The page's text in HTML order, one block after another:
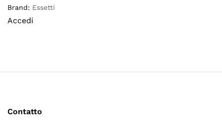
Brand: Essetti
Accedi
Contatto